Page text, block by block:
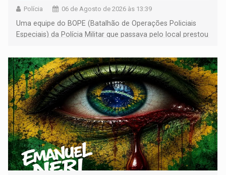
Polícia 06 de Agosto de 2026 às 13:39
Uma equipe do BOPE (Batalhão de Operações Policiais
Especiais) da Polícia Militar que passava pelo local prestou